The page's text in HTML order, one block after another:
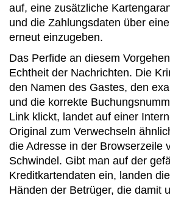
auf, eine zusätzliche
und die Zahlungsdaten über
erneut einzugeben.
Das Perfide an diesem
Echtheit der Nachrichten. Die
den Namen des Gastes, den
und die korrekte
Link klickt, landet auf einer
Original zum Verwechseln
die Adresse in der Browserzeile
Schwindel. Gibt man auf der
Kreditkartendaten ein, landen
Händen der Betrüger, die damit